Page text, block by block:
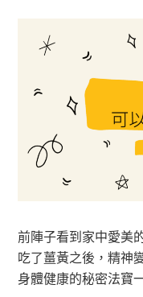
前陣子看到家中愛美
吃了薑黃之後，精神
身體健康的秘密法寶